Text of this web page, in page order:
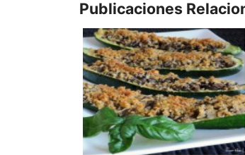
Publicaciones